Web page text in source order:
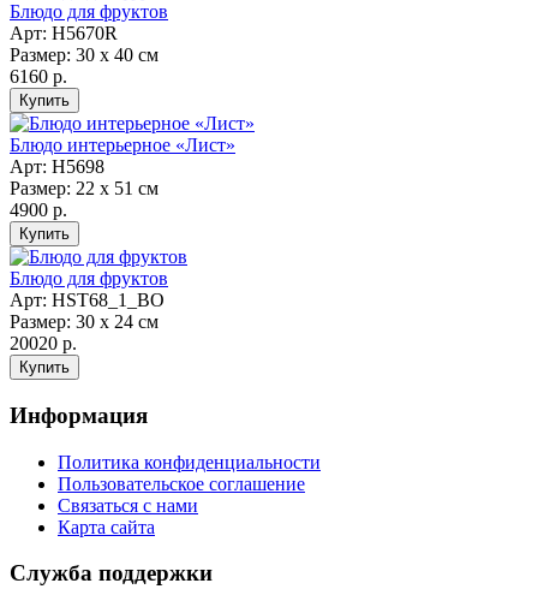
Блюдо для фруктов
Арт: Н5670R
Размер: 30 х 40 см
6160 р.
Блюдо интерьерное «Лист»
Арт: Н5698
Размер: 22 х 51 см
4900 р.
Блюдо для фруктов
Арт: НST68_1_BO
Размер: 30 х 24 см
20020 р.
Информация
Политика конфиденциальности
Пользовательское соглашение
Связаться с нами
Карта сайта
Служба поддержки